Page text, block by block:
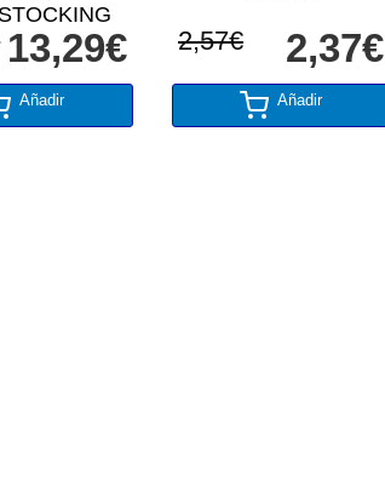
13,29€
Añadir
2,57€ 2,37€
Añadir